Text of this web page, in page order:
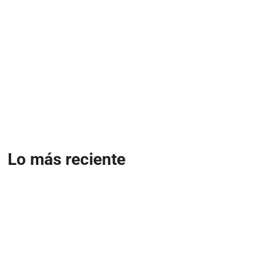
Lo más reciente